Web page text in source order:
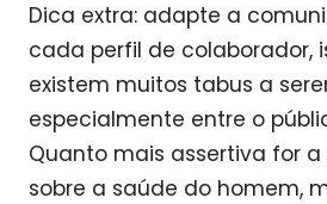
Dica extra: adapte a
cada perfil de colaborador,
existem muitos tabus a
especialmente entre o
Quanto mais assertiva for
sobre a saúde do homem,